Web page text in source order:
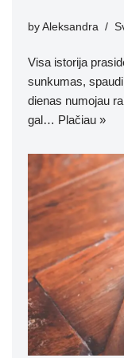
by Aleksandra
Visa istorija
sunkumas,
dienas numojau
gal… Plačiau »